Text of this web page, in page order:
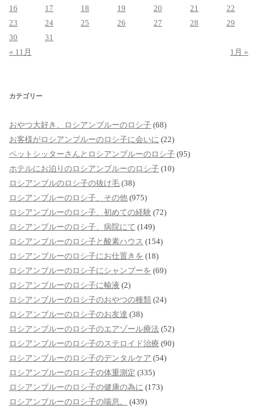
16
17 18 19 20 21
22
23
24 25 26 27 28
29
30
31
« 11月
1月 »
カテゴリー
おやつ大好き、ロシアンブルーのロシ子 (68)
お客様がロシアンブルーのロシ子に会いに (22)
ペットシッターさんとロシアンブルーのロシ子 (95)
ホテルにお泊りのロシアンブルーのロシ子 (10)
ロシアンブルのロシ子の抜け毛 (38)
ロシアンブルーのロシ子、その他 (975)
ロシアンブルーのロシ子、初めての経験 (72)
ロシアンブルーのロシ子、病院にて (149)
ロシアンブルーのロシ子と酸素ハウス (154)
ロシアンブルーのロシ子にお仕置きを (18)
ロシアンブルーのロシ子にシャンプーを (69)
ロシアンブルーのロシ子に輸液 (2)
ロシアンブルーのロシ子のおやつの種類 (24)
ロシアンブルーのロシ子のお友達 (38)
ロシアンブルーのロシ子のエアゾール療法 (52)
ロシアンブルーのロシ子のステロイド治療 (90)
ロシアンブルーのロシ子のデンタルケア (54)
ロシアンブルーのロシ子の体重測定 (335)
ロシアンブルーのロシ子の健康の為に (173)
ロシアンブルーのロシ子の喘息。
(439)